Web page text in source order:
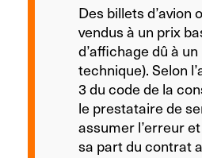
Des billets d’avion
vendus à un prix
d’affichage dû à
technique). Selon
3 du code de la
le prestataire de
assumer l’erreur
sa part du contrat